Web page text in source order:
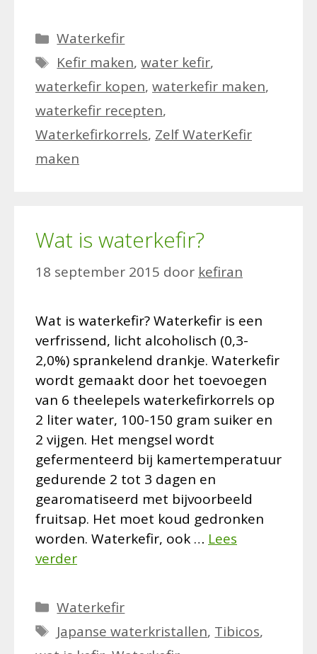
Categorieën
Waterkefir
Tags
Kefir maken,water kefir,
waterkefir kopen, waterkefir maken,
waterkefir recepten,
Waterkefirkorrels, Zelf WaterKefir
maken
Wat is waterkefir?
18 september 2015 door kefiran
Wat is waterkefir? Waterkefir is een
verfrissend, licht alcoholisch (0,3-
2,0%) sprankelend drankje. Waterkefir
wordt gemaakt door het toevoegen
van 6 theelepels waterkefirkorrels op
2 liter water, 100-150 gram suiker en
2 vijgen. Het mengsel wordt
gefermenteerd bij kamertemperatuur
gedurende 2 tot 3 dagen en
gearomatiseerd met bijvoorbeeld
fruitsap. Het moet koud gedronken
worden. Waterkefir, ook … Lees
verder
Categorieën
Waterkefir
Tags
Japanse waterkristallen, Tibicos,